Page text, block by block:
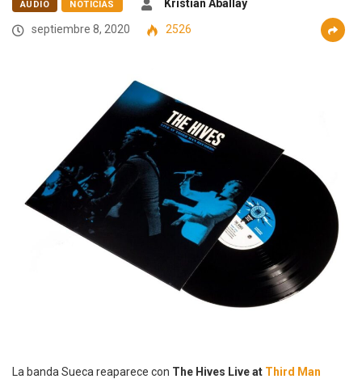
AUDIO NOTICIAS
Kristian Aballay
septiembre 8, 2020
2526
La banda Sueca reaparece con The Hives Live at Third Man